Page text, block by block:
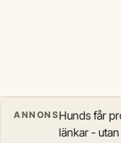
ANNONSHunds får
länkar -